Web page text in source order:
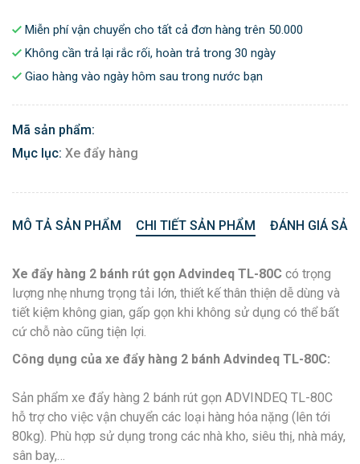
Miễn phí vận chuyển cho tất cả đơn hàng trên 50.000
Không cần trả lại rắc rối, hoàn trả trong 30 ngày
Giao hàng vào ngày hôm sau trong nước bạn
Mã sản phẩm:
Mục lục: Xe đẩy hàng
MÔ TẢ SẢN PHẨM CHI TIẾT SẢN PHẨM ĐÁNH GIÁ
Xe đẩy hàng 2 bánh rút gọn Advindeq TL-80C có trọng
lượng nhẹ nhưng trọng tải lớn, thiết kế thân thiện dễ dùng và
tiết kiệm không gian, gấp gọn khi không sử dụng có thể bất
cứ chỗ nào cũng tiện lợi.
Công dụng của xe đẩy hàng 2 bánh Advindeq TL-80C:
Sản phẩm xe đẩy hàng 2 bánh rút gọn ADVINDEQ TL-80C
hỗ trợ cho việc vận chuyển các loại hàng hóa nặng (lên tới
80kg). Phù hợp sử dụng trong các nhà kho, siêu thị, nhà máy,
sân bay,…